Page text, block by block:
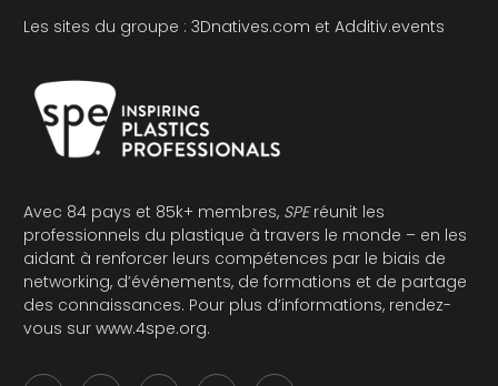
Les sites du groupe : 3Dnatives.com et Additiv.events
Avec 84 pays et 85k+ membres, SPEréunit les
professionnels du plastique à travers le monde – en les
aidant à renforcer leurs compétences par le biais de
networking, d’événements, de formations et de partage
des connaissances. Pour plus d’informations, rendez-
vous sur www.4spe.org.